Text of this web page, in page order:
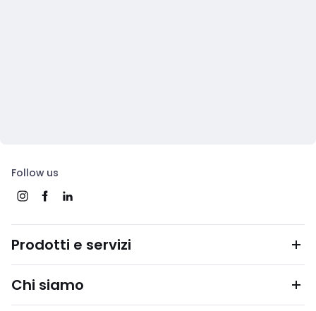
Follow us
Prodotti e servizi
Chi siamo